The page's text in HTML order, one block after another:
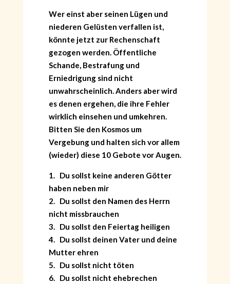
Wer einst aber seinen Lügen und
niederen Gelüsten verfallen ist,
könnte jetzt zur Rechenschaft
gezogen werden. Öffentliche
Schande, Bestrafung und
Erniedrigung sind nicht
unwahrscheinlich. Anders aber wird
es denen ergehen, die ihre Fehler
wirklich einsehen und umkehren.
Bitten Sie den Kosmos um
Vergebung und halten sich vor allem
(wieder) diese 10 Gebote vor Augen.
1. Du sollst keine anderen Götter
haben neben mir
2. Du sollst den Namen des Herrn
nicht missbrauchen
3. Du sollst den Feiertag heiligen
4. Du sollst deinen Vater und deine
Mutter ehren
5. Du sollst nicht töten
6. Du sollst nicht ehebrechen